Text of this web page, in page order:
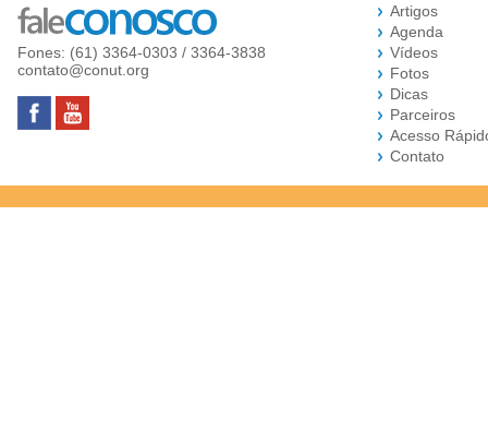
Fones: (61) 3364-0303 / 3364-3838
contato@conut.org
Artigos
Agenda
Vídeos
Fotos
Dicas
Parceiros
Acesso
Contato